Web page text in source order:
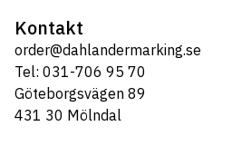
Kontakt
order@dahlandermarking.se
Tel: 031-706 95 70
Göteborgsvägen 89
431 30 Mölndal